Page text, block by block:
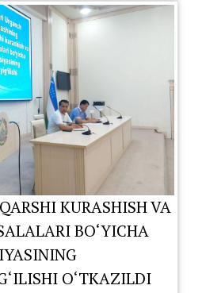
KURASHISH VA
BO‘YICHA
O‘TKAZILDI